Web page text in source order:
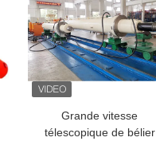
Grande vitesse
télescopique de bélier